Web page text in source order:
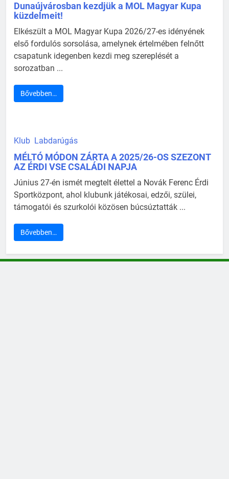
Dunaújvárosban kezdjük a MOL Magyar Kupa
küzdelmeit!
Elkészült a MOL Magyar Kupa 2026/27-es idényének
első fordulós sorsolása, amelynek értelmében felnőtt
csapatunk idegenben kezdi meg szereplését a
sorozatban ...
Bővebben…
Klub Labdarúgás
MÉLTÓ MÓDON ZÁRTA A 2025/26-OS SZEZONT
AZ ÉRDI VSE CSALÁDI NAPJA
Június 27-én ismét megtelt élettel a Novák Ferenc Érdi
Sportközpont, ahol klubunk játékosai, edzői, szülei,
támogatói és szurkolói közösen búcsúztatták ...
Bővebben…